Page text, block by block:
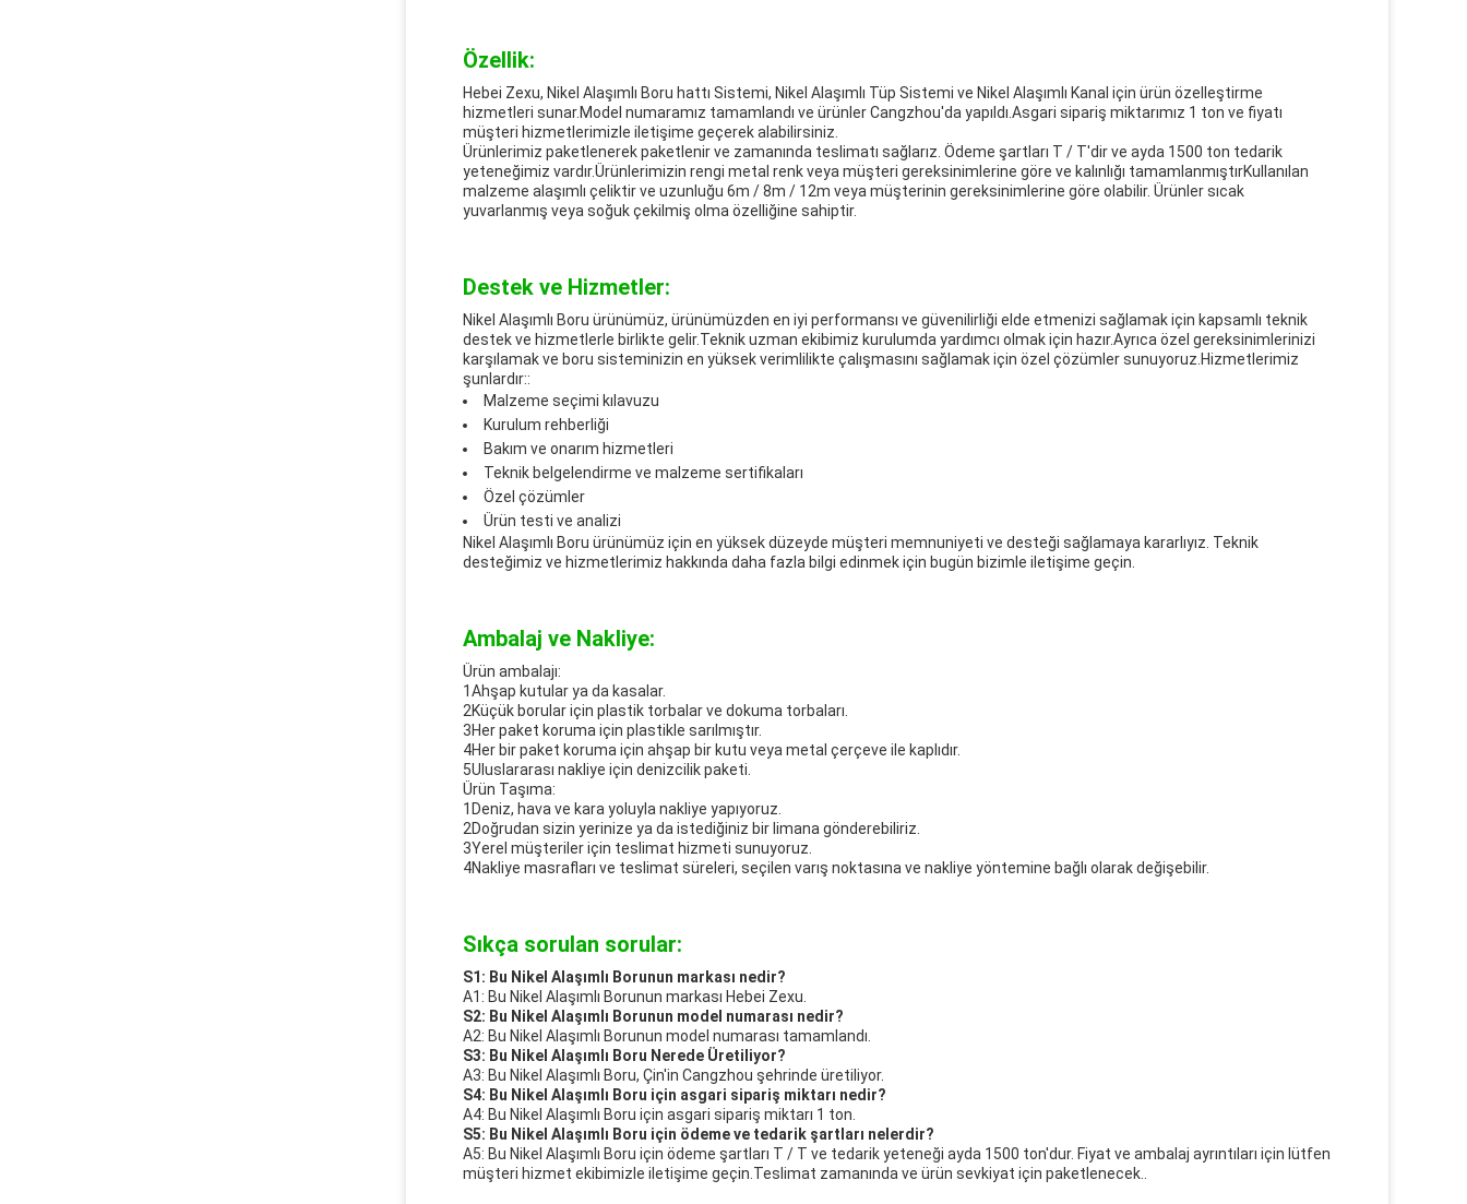
Özellik:
Hebei Zexu, Nikel Alaşımlı Boru hattı Sistemi, Nikel Alaşımlı Tüp Sistemi ve Nikel Alaşımlı Kanal için ürün özelleştirme
hizmetleri sunar.Model numaramız tamamlandı ve ürünler Cangzhou'da yapıldı.Asgari sipariş miktarımız 1 ton ve fiyatı
müşteri hizmetlerimizle iletişime geçerek alabilirsiniz.
Ürünlerimiz paketlenerek paketlenir ve zamanında teslimatı sağlarız. Ödeme şartları T / T'dir ve ayda 1500 ton tedarik
yeteneğimiz vardır.Ürünlerimizin rengi metal renk veya müşteri gereksinimlerine göre ve kalınlığı tamamlanmıştırKullanılan
malzeme alaşımlı çeliktir ve uzunluğu 6m / 8m / 12m veya müşterinin gereksinimlerine göre olabilir. Ürünler sıcak
yuvarlanmış veya soğuk çekilmiş olma özelliğine sahiptir.
Destek ve Hizmetler:
Nikel Alaşımlı Boru ürünümüz, ürünümüzden en iyi performansı ve güvenilirliği elde etmenizi sağlamak için kapsamlı teknik
destek ve hizmetlerle birlikte gelir.Teknik uzman ekibimiz kurulumda yardımcı olmak için hazır.Ayrıca özel gereksinimlerinizi
karşılamak ve boru sisteminizin en yüksek verimlilikte çalışmasını sağlamak için özel çözümler sunuyoruz.Hizmetlerimiz
şunlardır::
Malzeme seçimi kılavuzu
Kurulum rehberliği
Bakım ve onarım hizmetleri
Teknik belgelendirme ve malzeme sertifikaları
Özel çözümler
Ürün testi ve analizi
Nikel Alaşımlı Boru ürünümüz için en yüksek düzeyde müşteri memnuniyeti ve desteği sağlamaya kararlıyız. Teknik
desteğimiz ve hizmetlerimiz hakkında daha fazla bilgi edinmek için bugün bizimle iletişime geçin.
Ambalaj ve Nakliye:
Ürün ambalajı:
1Ahşap kutular ya da kasalar.
2Küçük borular için plastik torbalar ve dokuma torbaları.
3Her paket koruma için plastikle sarılmıştır.
4Her bir paket koruma için ahşap bir kutu veya metal çerçeve ile kaplıdır.
5Uluslararası nakliye için denizcilik paketi.
Ürün Taşıma:
1Deniz, hava ve kara yoluyla nakliye yapıyoruz.
2Doğrudan sizin yerinize ya da istediğiniz bir limana gönderebiliriz.
3Yerel müşteriler için teslimat hizmeti sunuyoruz.
4Nakliye masrafları ve teslimat süreleri, seçilen varış noktasına ve nakliye yöntemine bağlı olarak değişebilir.
Sıkça sorulan sorular:
S1: Bu Nikel Alaşımlı Borunun markası nedir?
A1: Bu Nikel Alaşımlı Borunun markası Hebei Zexu.
S2: Bu Nikel Alaşımlı Borunun model numarası nedir?
A2: Bu Nikel Alaşımlı Borunun model numarası tamamlandı.
S3: Bu Nikel Alaşımlı Boru Nerede Üretiliyor?
A3: Bu Nikel Alaşımlı Boru, Çin'in Cangzhou şehrinde üretiliyor.
S4: Bu Nikel Alaşımlı Boru için asgari sipariş miktarı nedir?
A4: Bu Nikel Alaşımlı Boru için asgari sipariş miktarı 1 ton.
S5: Bu Nikel Alaşımlı Boru için ödeme ve tedarik şartları nelerdir?
A5: Bu Nikel Alaşımlı Boru için ödeme şartları T / T ve tedarik yeteneği ayda 1500 ton'dur. Fiyat ve ambalaj ayrıntıları için lütfen
müşteri hizmet ekibimizle iletişime geçin.Teslimat zamanında ve ürün sevkiyat için paketlenecek..